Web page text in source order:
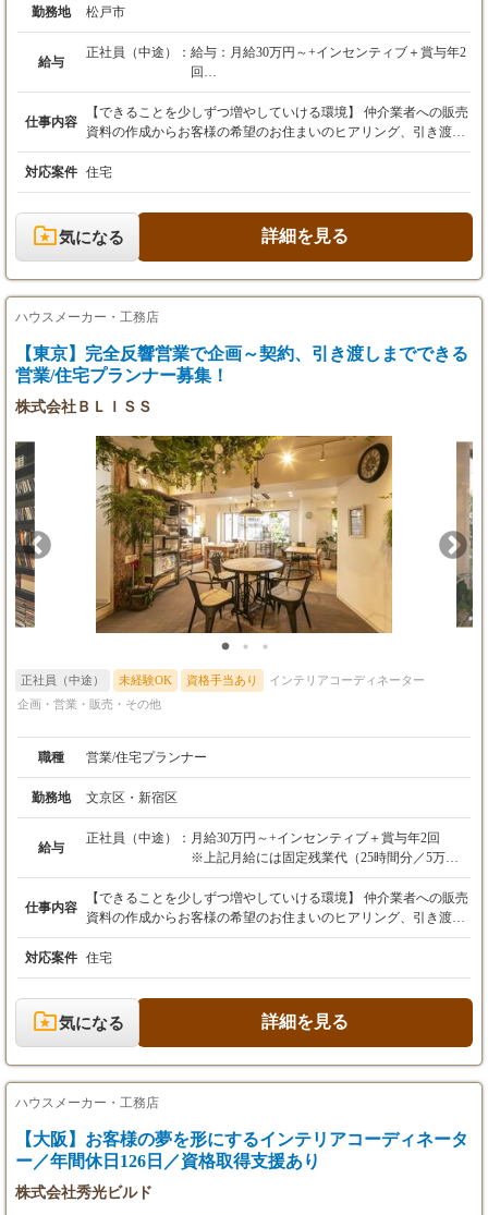
勤務地 松戸市
給与
正社員（中途）： 給与：月給30万円～+インセンティブ＋賞与年2
回
※上記月給には固定残業代（25時間分／5万円
～）を含みます
※25時間の超過分は別途支給します
※経験・スキルを考慮の上、優遇致します。
ありません。
《モデル年収例》
450万円／25歳／入社3年目
仕事内容
【できることを少しずつ増やしていける環境】 仲介業者への販売
資料の作成からお客様の希望のお住まいのヒアリング、引き渡し
まで、セミオーダー式だから、提案しやすい！ 【業務の流れ】 ■
販売資料の作成（企画や仕様の取り決めがあります） ■間取りヒ
アリング（お絵描きレベルでOK） ■インテリアコーディネート ■
プレゼン ■契約（銀行の決裁への立ち合いもあります） ■仕様の
決定 営業5割、インテリアコーディネーター5割くらいのイメージ
です！ 具体的には・・・ 【理想をヒアリング】 お客様から玄関
叶えるため社内で積極的に相談OKです！ 【お客様は紹介か
ら！】 仲介業者さんからのご紹介やHPから問合せたお客様とや
りとりします。 屋外での呼び込みや飛び込み・電話などのノルマ
がありません！ 【トータルでサポート！】 住宅ができるまで時
間がかかるもの。お客様に安心していただけるように契約後は工
事の進捗を確認したり、お住まいを引き渡した後もフォローをし
入社後の流れ・・・ 【できることから1つずつ！】 まずは先輩に
教えてもらいながら分からないことをちょっとずつ質問していき
ましょう。 すぐに成長できるので安心してください！ 【先輩の
サポートも】 お客様から信頼していただきたいと思った時に、先
輩にアドバイスを相談するとフィードバックをいただけます！ 10
年、20年と長く活躍できる環境――。 【社員ファースト】 お客
様に満足していただくためにはスタッフに楽しみながら働いても
らう必要があると考えている当社。 そのため、完全週休2日制/残
業月平均20～30時間程度など、働きやすい環境を整備していま
す。 オンオフのメリハリを付けながらワクワク働ける職場です！
対応案件 住宅
気になる 詳細を見る
ハウスメーカー・工務店
【東京】完全反響営業で企画～契約、引き渡しまでできる
営業/住宅プランナー募集！
株式会社ＢＬＩＳＳ
正社員（中途） 未経験OK 資格手当あり
インテリアコーディネーター
企画・営業・販売・その他
職種 営業/住宅プランナー
勤務地 文京区・新宿区
給与
正社員（中途）： 月給30万円～+インセンティブ＋賞与年2回
※上記月給には固定残業代（25時間分／5万円
～）を含みます
※25時間の超過分は別途支給します
※経験・スキルを考慮の上、優遇致します。
※試用期間3ヶ月あり、その間の待遇に変更は
《モデル年収例》
450万円／25歳／入社3年目
700万円／30歳／入社8年目
仕事内容
【できることを少しずつ増やしていける環境】 仲介業者への販売
資料の作成からお客様の希望のお住まいのヒアリング、引き渡し
まで、セミオーダー式だから、提案しやすい！ 【業務の流れ】 ■
販売資料の作成（企画や仕様の取り決めがあります） ■間取りヒ
アリング（お絵描きレベルでOK） ■インテリアコーディネート ■
プレゼン ■契約（銀行の決裁への立ち合いもあります） ■仕様の
決定 営業5割、インテリアコーディネーター5割くらいのイメージ
です！ 具体的には・・・ 【理想をヒアリング】 お客様から玄関
叶えるため社内で積極的に相談OKです！ 【お客様は紹介か
ら！】 仲介業者さんからのご紹介やHPから問合せたお客様とや
りとりします。 屋外での呼び込みや飛び込み・電話などのノルマ
がありません！ 【トータルでサポート！】 住宅ができるまで時
間がかかるもの。お客様に安心していただけるように契約後は工
事の進捗を確認したり、お住まいを引き渡した後もフォローをし
対応案件 住宅
気になる 詳細を見る
ハウスメーカー・工務店
【大阪】お客様の夢を形にするインテリアコーディネータ
ー／年間休日126日／資格取得支援あり
株式会社秀光ビルド